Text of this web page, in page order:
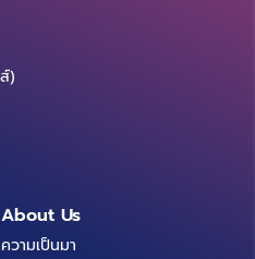
)
About Us
ความเป็นมา